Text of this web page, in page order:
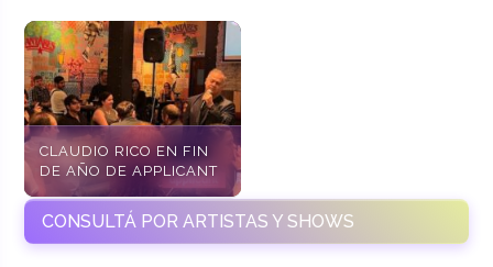
CLAUDIO RICO EN FIN
DE AÑO DE APPLICANT
CONSULTÁ POR ARTISTAS Y SHOWS